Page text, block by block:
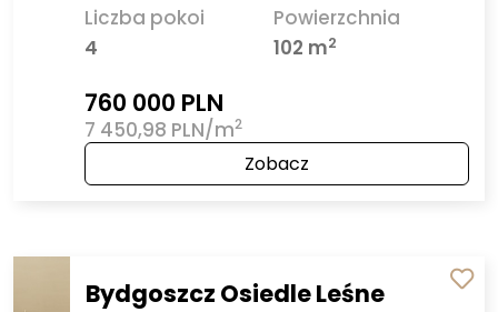
Liczba pokoi
4
Powierzchnia
102 m2
760 000 PLN
7 450,98 PLN/m2
Zobacz
Bydgoszcz Osiedle Leśne